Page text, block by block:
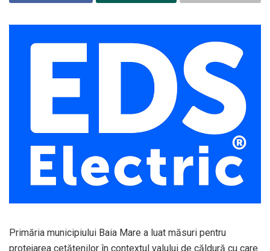
Primăria municipiului Baia Mare a luat măsuri pentru
protejarea cetățenilor în contextul valului de căldură cu care